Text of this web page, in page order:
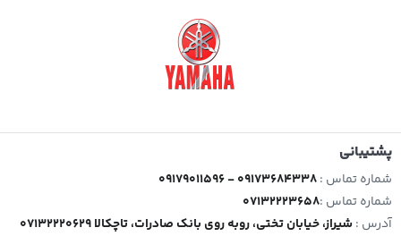
پشتیبانی
شماره تماس :09179011596 - 09173684338
شماره تماس :07132223658
آدرس :شیراز، خیابان تختی، روبه روی بانک صادرات، تاچکالا 07132220629